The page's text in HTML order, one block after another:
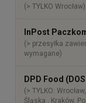
(> TYLKO Wrocław)
InPost
(> przesyłka
wymagane)
DPD Food
(> TYLKO:
Śląska , Kraków,